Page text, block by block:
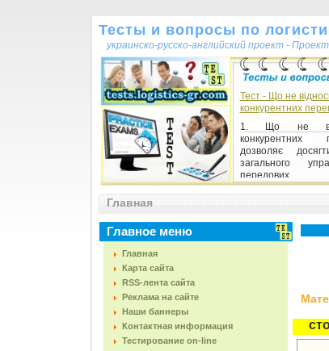
Тесты и вопросы по
украинско-русско-английский проект -
Тест - Що не
конкурентних
1. Що не
конкурентних
дозволяє
загального
передових...
Главная
Главное меню
Главная
Карта сайта
RSS-лента сайта
Реклама на сайте
Наши баннеры
Контактная информация
Тестирование on-line